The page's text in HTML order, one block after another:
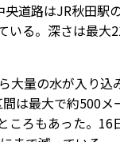
道路はJR秋田駅
いる。深さは最
量の水が入り
は最大で約500
ころもあった。